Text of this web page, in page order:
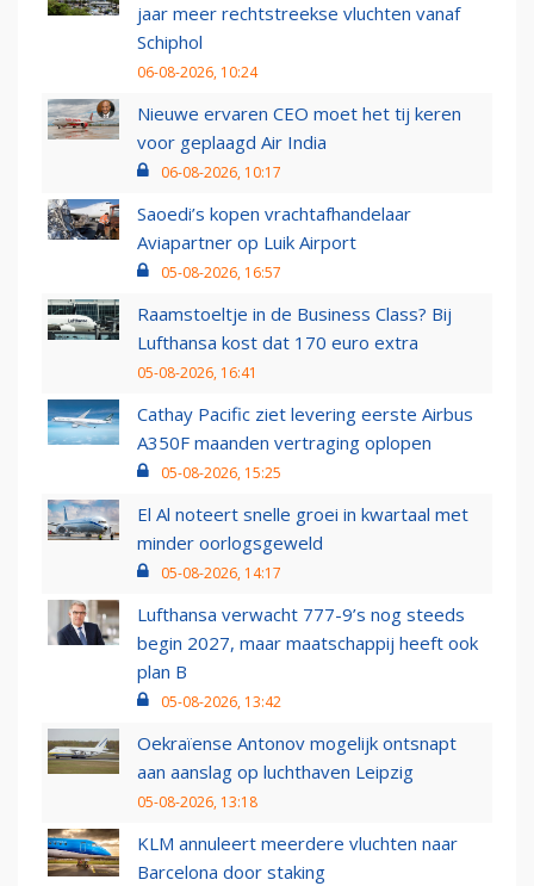
jaar meer rechtstreekse vluchten vanaf
Schiphol
06-08-2026, 10:24
Nieuwe ervaren CEO moet het tij keren
voor geplaagd Air India
06-08-2026, 10:17
Saoedi’s kopen vrachtafhandelaar
Aviapartner op Luik Airport
05-08-2026, 16:57
Raamstoeltje in de Business Class? Bij
Lufthansa kost dat 170 euro extra
05-08-2026, 16:41
Cathay Pacific ziet levering eerste Airbus
A350F maanden vertraging oplopen
05-08-2026, 15:25
El Al noteert snelle groei in kwartaal met
minder oorlogsgeweld
05-08-2026, 14:17
Lufthansa verwacht 777-9’s nog steeds
begin 2027, maar maatschappij heeft ook
plan B
05-08-2026, 13:42
Oekraïense Antonov mogelijk ontsnapt
aan aanslag op luchthaven Leipzig
05-08-2026, 13:18
KLM annuleert meerdere vluchten naar
Barcelona door staking